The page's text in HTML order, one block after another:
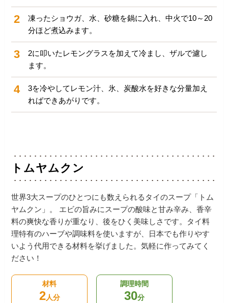
2
凍ったショウガ、水、砂糖を鍋に入れ、中火で10～20
分ほど煮込みます。
3
2に叩いたレモングラスを加えて冷まし、ザルで濾し
ます。
4
3を冷やしてレモン汁、氷、炭酸水を好きな分量加え
ればできあがりです。
トムヤムクン
世界3大スープのひとつにも数えられるタイのスープ「トム
ヤムクン」。
エビの旨みにスープの酸味と甘み辛み、香辛
料の爽快な香りが重なり、後をひく美味しさです。タイ料
理特有のハーブや調味料を使いますが、日本でも作りやす
いよう代用できる材料を挙げました。気軽に作ってみてく
ださい！
材料
2人分
調理時間
30分